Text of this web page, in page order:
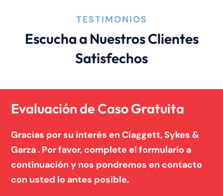
TESTIMONIOS
Escucha a Nuestros Clientes
Satisfechos
Evaluación de Caso Gratuita
Gracias por su interés en Claggett, Sykes &
Garza . Por favor, complete el formulario a
continuación y nos pondremos en contacto
con usted lo antes posible.